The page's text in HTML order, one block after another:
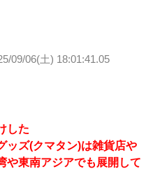
09/06(土) 18:01:41.05
した
ッズ(クマタン)は雑貨店や
や東南アジアでも展開して